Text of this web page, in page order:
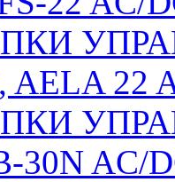
AELA 22
30N AC/